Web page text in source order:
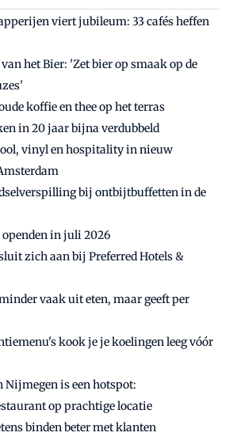
viert jubileum: 33 cafés heffen
het Bier: 'Zet bier op smaak op de
koffie en thee op het terras
in 20 jaar bijna verdubbeld
vinyl en hospitality in nieuw
bij ontbijtbuffetten in de
openden in juli 2026
zich aan bij Preferred Hotels &
vaak uit eten, maar geeft per
kook je je koelingen leeg vóór
Nijmegen is een hotspot:
op prachtige locatie
binden beter met klanten